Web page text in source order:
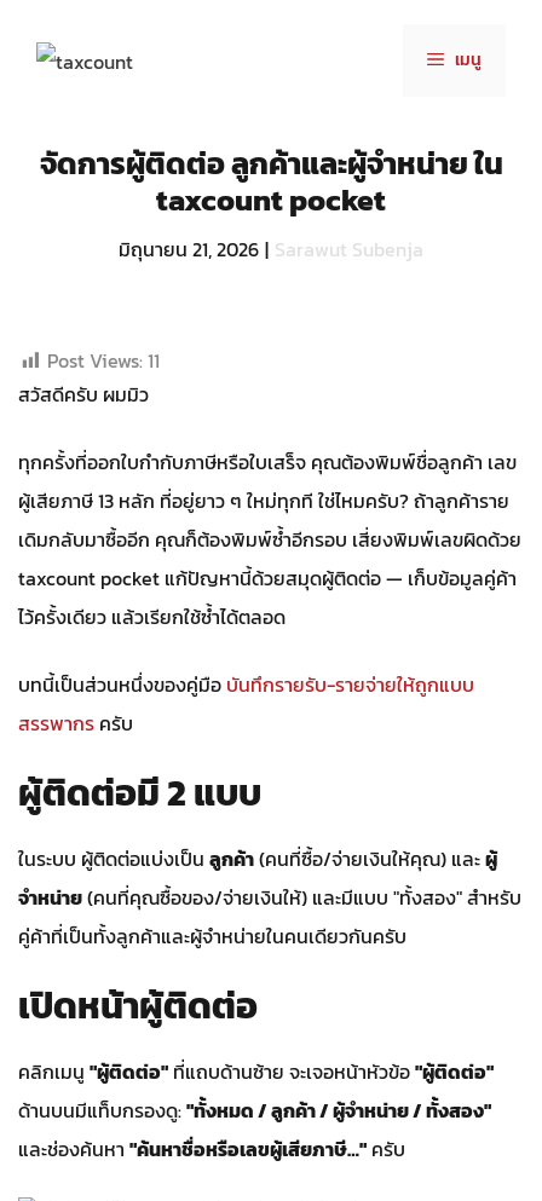
เมนู
จัดการผู้ติดต่อ ลูกค้าและผู้จำหน่าย ใน
taxcount pocket
มิถุนายน 21, 2026 | Sarawut Subenja
Post Views: 11
สวัสดีครับ ผมมิว
ทุกครั้งที่ออกใบกำกับภาษีหรือใบเสร็จ คุณต้องพิมพ์ชื่อลูกค้า เลข
ผู้เสียภาษี 13 หลัก ที่อยู่ยาว ๆ ใหม่ทุกที ใช่ไหมครับ? ถ้าลูกค้าราย
เดิมกลับมาซื้ออีก คุณก็ต้องพิมพ์ซ้ำอีกรอบ เสี่ยงพิมพ์เลขผิดด้วย
taxcount pocket แก้ปัญหานี้ด้วยสมุดผู้ติดต่อ — เก็บข้อมูลคู่ค้า
ไว้ครั้งเดียว แล้วเรียกใช้ซ้ำได้ตลอด
บทนี้เป็นส่วนหนึ่งของคู่มือ บันทึกรายรับ-รายจ่ายให้ถูกแบบ
สรรพากร ครับ
ผู้ติดต่อมี 2 แบบ
ในระบบ ผู้ติดต่อแบ่งเป็น ลูกค้า(คนที่ซื้อ/จ่ายเงินให้คุณ) และผู้
จำหน่าย(คนที่คุณซื้อของ/จ่ายเงินให้) และมีแบบ "ทั้งสอง" สำหรับ
คู่ค้าที่เป็นทั้งลูกค้าและผู้จำหน่ายในคนเดียวกันครับ
เปิดหน้าผู้ติดต่อ
คลิกเมนู "ผู้ติดต่อ" ที่แถบด้านซ้าย จะเจอหน้าหัวข้อ"ผู้ติดต่อ"
ด้านบนมีแท็บกรองดู:"ทั้งหมด / ลูกค้า / ผู้จำหน่าย / ทั้งสอง"
และช่องค้นหา "ค้นหาชื่อหรือเลขผู้เสียภาษี…" ครับ